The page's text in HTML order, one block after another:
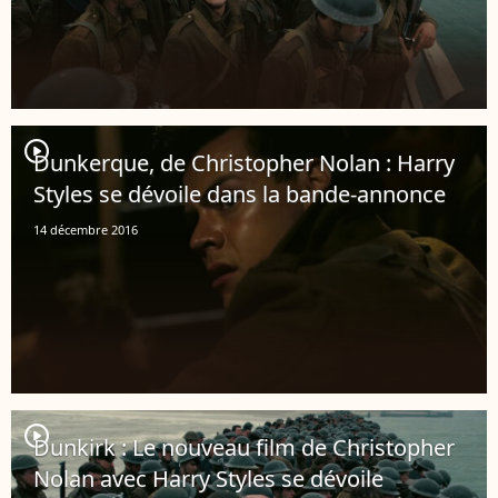
player2
Dunkerque, de Christopher Nolan : Harry
Styles se dévoile dans la bande-annonce
14 décembre 2016
player2
Dunkirk : Le nouveau film de Christopher
Nolan avec Harry Styles se dévoile